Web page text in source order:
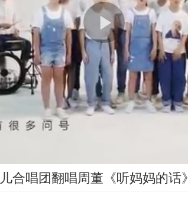
合唱团翻唱周董《听妈妈的话》